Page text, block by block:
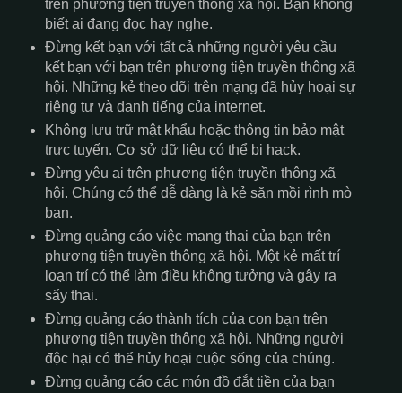
trên phương tiện truyền thông xã hội. Bạn không
biết ai đang đọc hay nghe.
Đừng kết bạn với tất cả những người yêu cầu
kết bạn với bạn trên phương tiện truyền thông xã
hội. Những kẻ theo dõi trên mạng đã hủy hoại sự
riêng tư và danh tiếng của internet.
Không lưu trữ mật khẩu hoặc thông tin bảo mật
trực tuyến. Cơ sở dữ liệu có thể bị hack.
Đừng yêu ai trên phương tiện truyền thông xã
hội. Chúng có thể dễ dàng là kẻ săn mồi rình mò
bạn.
Đừng quảng cáo việc mang thai của bạn trên
phương tiện truyền thông xã hội. Một kẻ mất trí
loạn trí có thể làm điều không tưởng và gây ra
sẩy thai.
Đừng quảng cáo thành tích của con bạn trên
phương tiện truyền thông xã hội. Những người
độc hại có thể hủy hoại cuộc sống của chúng.
Đừng quảng cáo các món đồ đắt tiền của bạn